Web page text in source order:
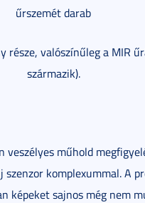
űrszemét darab
része, valószínűleg a MIR
származik).
veszélyes műhold
szenzor komplexummal. A
képeket sajnos még nem